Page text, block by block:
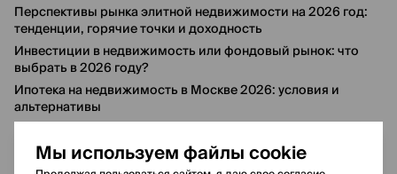
Перспективы рынка элитной недвижимости на 2026 год:
тенденции, горячие точки и доходность
Инвестиции в недвижимость или фондовый рынок: что
выбрать в 2026 году?
Ипотека на недвижимость в Москве 2026: условия и
альтернативы
Мы используем файлы cookie